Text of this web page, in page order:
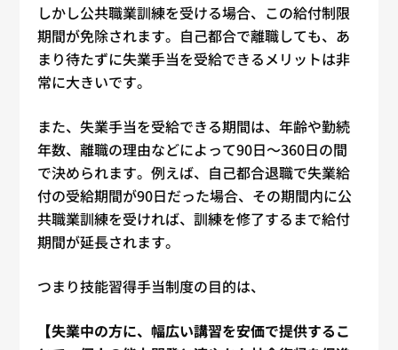
しかし公共職業訓練を受ける場合、この給付制限
期間が免除されます。自己都合で離職しても、あ
まり待たずに失業手当を受給できるメリットは非
常に大きいです。
また、失業手当を受給できる期間は、年齢や勤続
年数、離職の理由などによって90日〜360日の間
で決められます。例えば、自己都合退職で失業給
付の受給期間が90日だった場合、その期間内に公
共職業訓練を受ければ、訓練を修了するまで給付
期間が延長されます。
つまり技能習得手当制度の目的は、
【失業中の方に、幅広い講習を安価で提供するこ